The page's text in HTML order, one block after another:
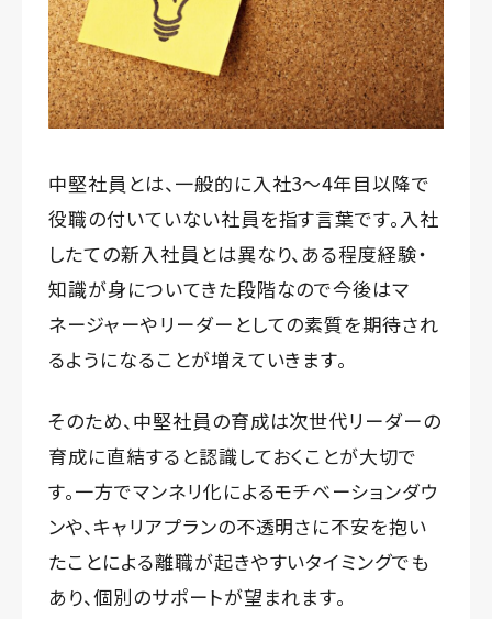
中堅社員とは、一般的に入社3～4年目以降で
役職の付いていない社員を指す言葉です。入社
したての新入社員とは異なり、ある程度経験・
知識が身についてきた段階なので今後はマ
ネージャーやリーダーとしての素質を期待され
るようになることが増えていきます。
そのため、中堅社員の育成は次世代リーダーの
育成に直結すると認識しておくことが大切で
す。一方でマンネリ化によるモチベーションダウ
ンや、キャリアプランの不透明さに不安を抱い
たことによる離職が起きやすいタイミングでも
あり、個別のサポートが望まれます。